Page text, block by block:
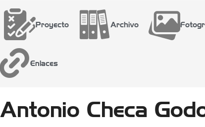
Proyecto Archivo
Enlaces
Antonio Checa